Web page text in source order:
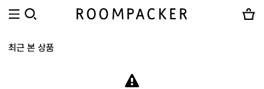
최근 본 상품